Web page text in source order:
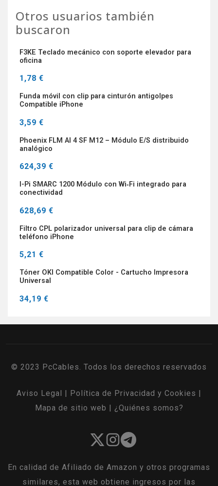
Otros usuarios también
buscaron
F3KE Teclado mecánico con soporte elevador para
oficina
1,78 €
Funda móvil con clip para cinturón antigolpes
Compatible iPhone
3,59 €
Phoenix FLM AI 4 SF M12 – Módulo E/S distribuido
analógico
624,39 €
I-Pi SMARC 1200 Módulo con Wi‑Fi integrado para
conectividad
628,69 €
Filtro CPL polarizador universal para clip de cámara
teléfono iPhone
5,21 €
Tóner OKI Compatible Color - Cartucho Impresora
Universal
34,19 €
© 2023 PcCables. Todos los derechos reservados
Aviso Legal | Política de Privacidad y Cookies |
Mapa de sitio web | ¿Quiénes somos?
En calidad de Afiliado de Amazon y otros programas
similares, esta web obtiene ingresos por las